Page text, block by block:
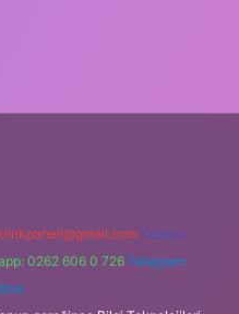
Teams:
0262 606 0 726 Telegram: